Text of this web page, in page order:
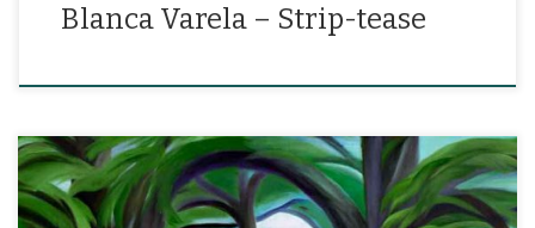
Blanca Varela – Strip-tease